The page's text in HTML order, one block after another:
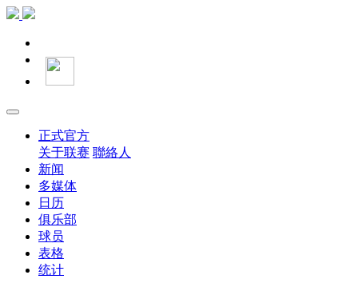
正式官方
关于联赛 聯絡人
新闻
多媒体
日历
俱乐部
球员
表格
统计